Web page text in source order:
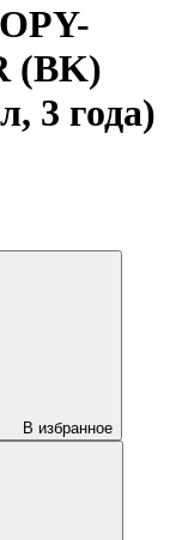
(BK)
3 года)
В избранное